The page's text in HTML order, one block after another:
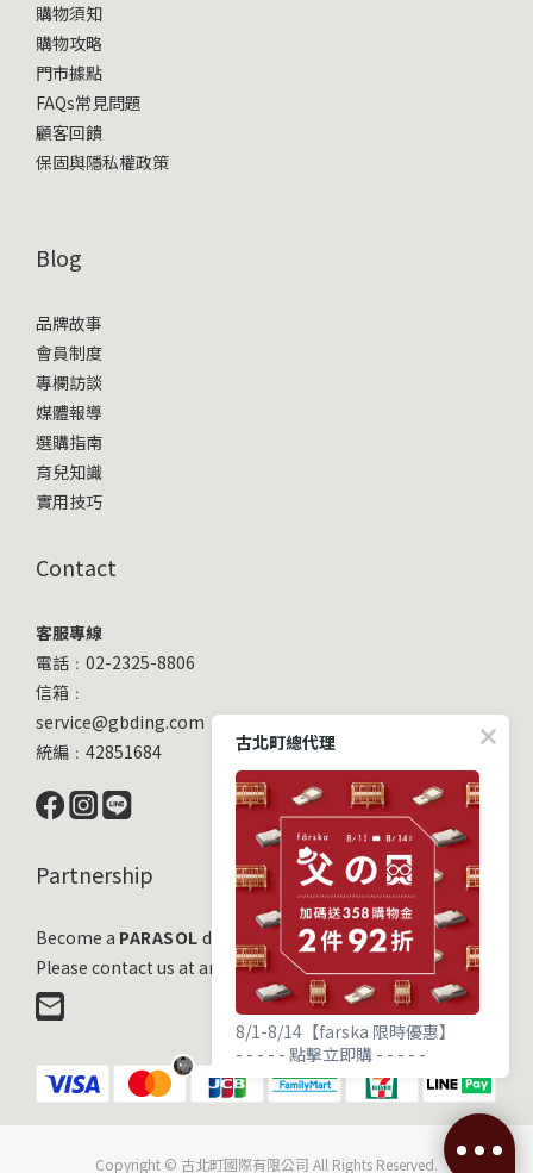
購物須知
購物攻略
門市據點
FAQs常見問題
顧客回饋
保固與隱私權政策
Blog
品牌故事
會員制度
專欄訪談
媒體報導
選購指南
育兒知識
實用技巧
Contact
客服專線
電話﹕02-2325-8806
信箱﹕
service@gbding.com
統編﹕42851684
Partnership
Become a PARASOL distribution partner
Please contact us at any time!
Copyright © 古北町國際有限公司 All Rights Reserved.
古北町總代理
8/1-8/14【farska 限時優惠】
- - - - - 點擊立即購 - - - - -